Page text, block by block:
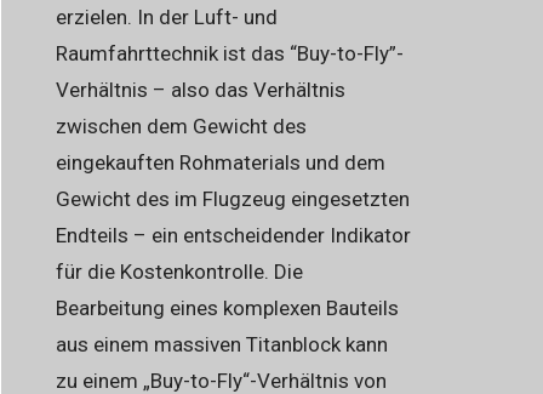
erzielen. In der Luft- und
Raumfahrttechnik ist das “Buy-to-Fly”-
Verhältnis – also das Verhältnis
zwischen dem Gewicht des
eingekauften Rohmaterials und dem
Gewicht des im Flugzeug eingesetzten
Endteils – ein entscheidender Indikator
für die Kostenkontrolle. Die
Bearbeitung eines komplexen Bauteils
aus einem massiven Titanblock kann
zu einem „Buy-to-Fly“-Verhältnis von